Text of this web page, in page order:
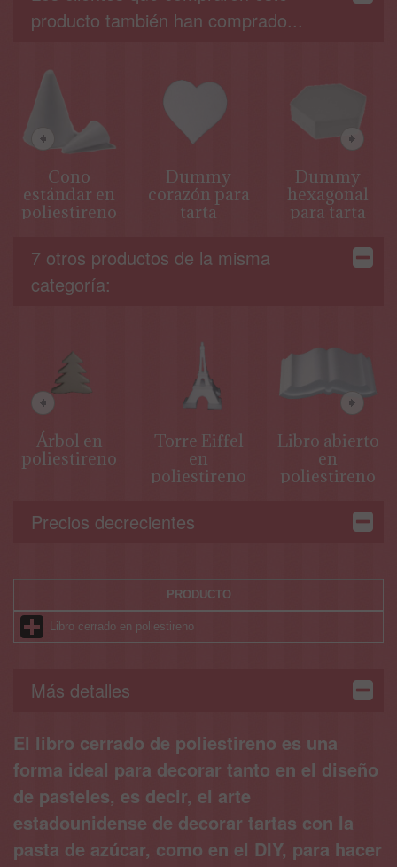
producto también han comprado...
Cono
estándar en
poliestireno
Dummy
corazón para
tarta
Dummy
hexagonal
para tarta
7 otros productos de la misma
categoría:
Árbol en
poliestireno
Torre Eiffel
en
poliestireno
Libro abierto
en
poliestireno
Precios decrecientes
PRODUCTO
Libro cerrado en poliestireno
Más detalles
El libro cerrado de poliestireno es una
forma ideal para decorar tanto en el diseño
de pasteles, es decir, el arte
estadounidense de decorar tartas con la
pasta de azúcar, como en el DIY, para hacer